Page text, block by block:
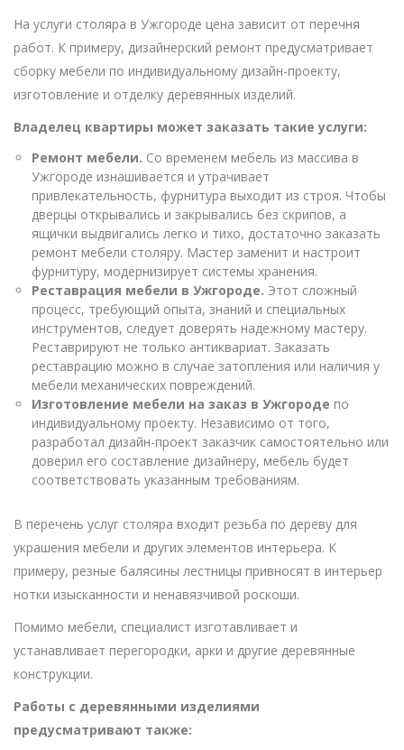
На услуги столяра в Ужгороде цена зависит от перечня
работ. К примеру, дизайнерский ремонт предусматривает
сборку мебели по индивидуальному дизайн-проекту,
изготовление и отделку деревянных изделий.
Владелец квартиры может заказать такие услуги:
Ремонт мебели. Со временем мебель из массива в
Ужгороде изнашивается и утрачивает
привлекательность, фурнитура выходит из строя. Чтобы
дверцы открывались и закрывались без скрипов, а
ящички выдвигались легко и тихо, достаточно заказать
ремонт мебели столяру. Мастер заменит и настроит
фурнитуру, модернизирует системы хранения.
Реставрация мебели в Ужгороде. Этот сложный
процесс, требующий опыта, знаний и специальных
инструментов, следует доверять надежному мастеру.
Реставрируют не только антиквариат. Заказать
реставрацию можно в случае затопления или наличия у
мебели механических повреждений.
Изготовление мебели на заказ в Ужгороде по
индивидуальному проекту. Независимо от того,
разработал дизайн-проект заказчик самостоятельно или
доверил его составление дизайнеру, мебель будет
соответствовать указанным требованиям.
В перечень услуг столяра входит резьба по дереву для
украшения мебели и других элементов интерьера. К
примеру, резные балясины лестницы привносят в интерьер
нотки изысканности и ненавязчивой роскоши.
Помимо мебели, специалист изготавливает и
устанавливает перегородки, арки и другие деревянные
конструкции.
Работы с деревянными изделиями
предусматривают также: